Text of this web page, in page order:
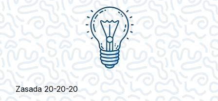
Zasada 20-20-20